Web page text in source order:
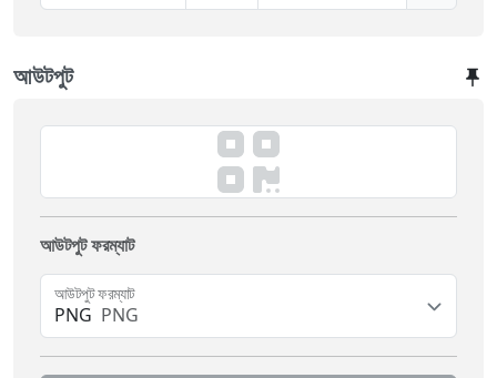
আউটপুট
আউটপুট ফরম্যাট
PNG PNG
আউটপুট ফরম্যাট